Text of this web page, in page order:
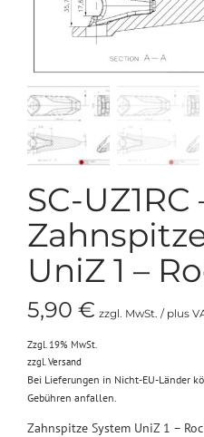
SC-UZ1RC
UniZ 1 –
5,90 € zzgl. MwSt. / plus
Zzgl. 19% MwSt.
zzgl. Versand
Bei Lieferungen in Nicht-EU-Länder
Gebühren anfallen.
Zahnspitze System UniZ 1 –